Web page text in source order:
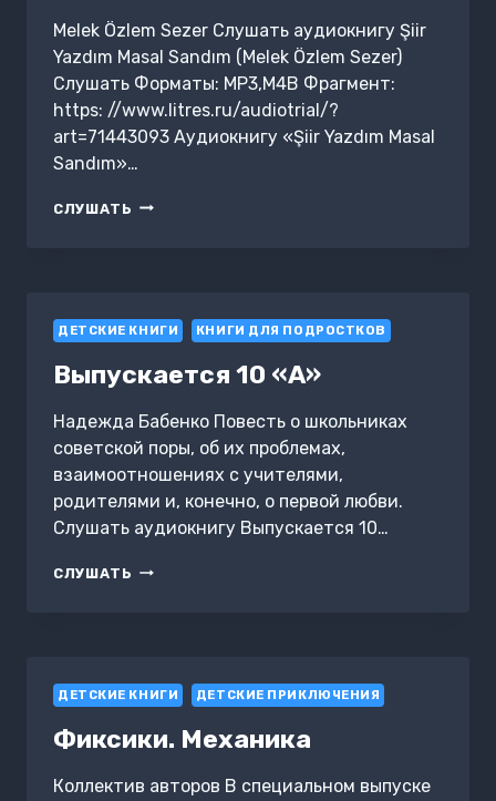
Melek Özlem Sezer Слушать аудиокнигу Şiir
Yazdım Masal Sandım (Melek Özlem Sezer)
Слушать Форматы: MP3,M4B Фрагмент:
https: //www.litres.ru/audiotrial/?
art=71443093 Аудиокнигу «Şiir Yazdım Masal
Sandım»…
СЛУШАТЬ ŞIIR
ДЕТСКИЕ КНИГИ КНИГИ ДЛЯ ПОДРОСТКОВ
Выпускается 10 «А»
Надежда Бабенко Повесть о школьниках
советской поры, об их проблемах,
взаимоотношениях с учителями,
родителями и, конечно, о первой любви.
Слушать аудиокнигу Выпускается 10…
СЛУШАТЬ ВЫПУСКАЕТСЯ
ДЕТСКИЕ КНИГИ ДЕТСКИЕ ПРИКЛЮЧЕНИЯ
Фиксики. Механика
Коллектив авторов В специальном выпуске